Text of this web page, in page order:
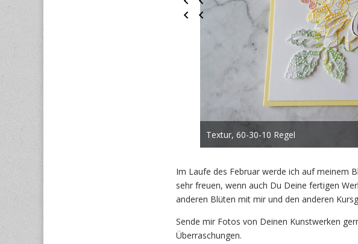
Textur, 60-30-10 Regel
Im Laufe des Februar werde ich auf meinem
sehr freuen, wenn auch Du Deine fertigen
anderen Blüten mit mir und den anderen
Sende mir Fotos von Deinen Kunstwerken
Überraschungen.